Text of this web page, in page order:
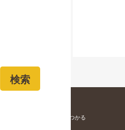
検索
愛犬と寄りそう「家族」が見つかる